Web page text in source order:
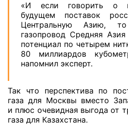
«И если говорить о
будущем поставок
Центральную Азию, то
газопровод Средняя
потенциал по четырем
80 миллиардов
напомнил эксперт.
Так что перспектива по
газа для Москвы вместо
и плюс очевидная выгода от
газа для Казахстана.